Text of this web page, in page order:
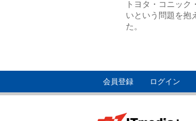
会員登録 ログイン